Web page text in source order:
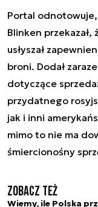
Portal
Blinken
usłyszał
broni. Dodał
dotyczące
przydatnego
jak i inni
mimo to nie ma
śmiercionośny
Zobacz też
Wiemy, ile Polska